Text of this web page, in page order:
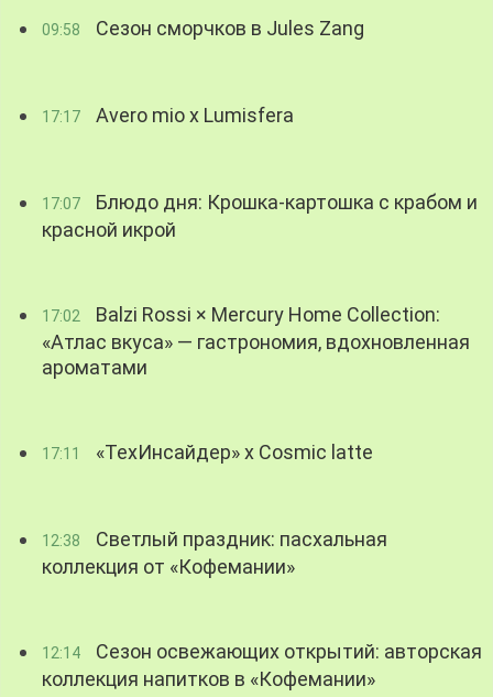
09:58 Сезон сморчков в Jules Zang
17:17 Avero mio x Lumisfera
17:07
Блюдо дня: Крошка-картошка с крабом и
красной икрой
17:02
Balzi Rossi × Mercury Home Collection:
«Атлас вкуса» — гастрономия, вдохновленная
ароматами
17:11 «ТехИнсайдер» х Cosmic latte
12:38
Светлый праздник: пасхальная
коллекция от «Кофемании»
12:14
Сезон освежающих открытий: авторская
коллекция напитков в «Кофемании»